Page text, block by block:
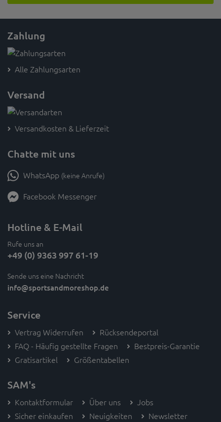
Zahlung
Alle Zahlungsarten
Versand
Versandkosten & Lieferzeit
Chatte mit uns
WhatsApp (keine Anrufe)
Facebook Messenger
Hotline & E-Mail
Rufe uns an
+49 (0) 9363 997 61-19
Sende uns eine Nachricht
info@sportsandmoreshop.de
Service
Vertrag Widerrufen
Rücksendeportal
FAQ - Häufig gestellte Fragen
Bestpreis-Garantie
Gratisartikel
Größentabellen
SAM's
Kontaktformular Über uns
Jobs
Sicher einkaufen
Neuigkeiten
Newsletter